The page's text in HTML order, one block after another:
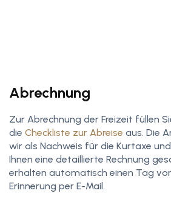
Abrechnung
Zur Abrechnung der Freizeit füllen
die Checkliste zur Abreise aus. Die
wir als Nachweis für die Kurtaxe
Ihnen eine detaillierte Rechnung
erhalten automatisch einen Tag
Erinnerung per E-Mail.